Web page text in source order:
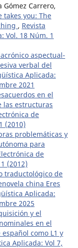
Gómez Carrero,
takes you: The
, Revista
Vol. 18 Núm. 1
aspectual-
verbal del
Aplicada:
2021
en el
las estructuras
de
(2010)
problemáticas y
para
de
(2012)
traductológico de
china Eres
Aplicada:
2025
y el
en el
como L1 y
Aplicada: Vol 7,